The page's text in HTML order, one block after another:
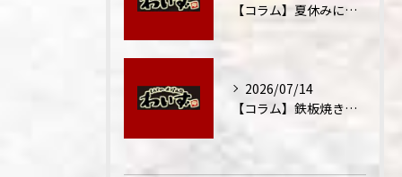
【コラム】夏休みに家族外食が増える理由
2026/07/14
【コラム】鉄板焼きが"コミュニケーション飯"と呼ばれる理由